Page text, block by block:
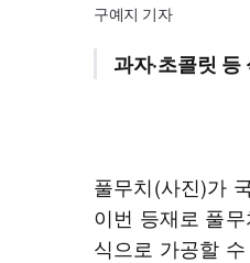
구예지 기자
과자·초콜릿
풀무치(사진)가
이번 등재로 풀
식으로 가공할